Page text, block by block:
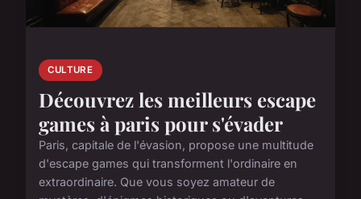
CULTURE
Découvrez les meilleurs escape
games à paris pour s'évader
Paris, capitale de l'évasion, propose une multitude
d'escape games qui transforment l'ordinaire en
extraordinaire. Que vous soyez amateur de